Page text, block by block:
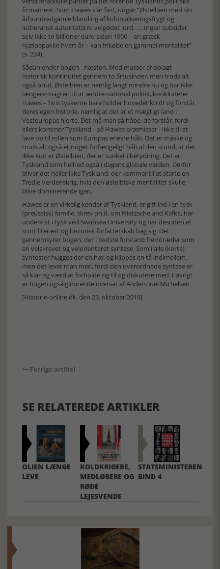
firmament. Som Hawes slår fast, udgør ”Østelbien med sin
århundredgamle blanding af kolonialiseringsfrygt og
lutheransk autoritetstro velgødet jord. …. Ingen subsider,
selv ikke to billioner euro siden 1990 – en græsk
hjælpepakke hvert år – kan frikøbe en gammel mentalitet”
(s. 234).
Sådan ender bogen - næsten. Med masser af oplagt
historisk kontinuitet gennem to årtusinder, men trods alt
også brud. Østelbien er nemlig langt mindre nu og har ikke
længere magten til at ændre national politik, konkluderer
Hawes – hvis tyskerne bare holder hovedet koldt og forstår
deres egen historie, nemlig at det er et mægtigt land i
Vesteuropas hjerte. Det må man så håbe, de forstår, fordi
ellers kommer Tyskland - på Hawes præmisser - ikke til et
lave op til rollen som Europas eneste håb. Det er måske og
trods alt også et noget forfængeligt håb al den stund, at det
ikke kun er Østelbien, der er sunket i betydning. Det er
Tyskland som helhed også i dagens globale verden. Derfor
bliver det heller ikke Tyskland, der kommer til at starte en
Tredje Verdenskrig, hvis den østelbiske mentalitet skulle
blive dominerende igen.
Hawes er en virkelig kender af Tyskland, er gift ind i en tysk
(preussisk) familie, skrev ph.d. om Nietzsche and Kafka, har
undervist i tysk ved Swansea University og har desuden et
stort literært og historisk forfatterskab bag sig. Det
gennemsyrer bogen, der i bedste forstand fremtræder som
en velskrevet og velorienteret syntese. Som i alle (korte)
syntester hugges der en hæl og klippes en tå indimellem,
men det lever man med, fordi den overordnede syntese er
så klar og værd at forholde sig til og diskutere med. I øvrigt
er bogen også glimrende oversat af Anders Juel Michelsen.
[Historie-online.dk, den 23. oktober 2019]
Forrige artikel
SE RELATEREDE ARTIKLER
OLIEN LÆNGE
LEVE
KOLDKRIGERE,
MEDLØBERE OG
RØDE
LEJESVENDE
STATSMINISTEREN
BIND 4